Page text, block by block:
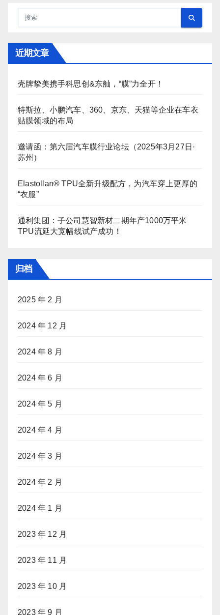
近期文章
壳牌挚美携手科思创&东舢，“膜”力全开！
特斯拉、小鹏汽车、360、京东、天猫等企业在车衣
贴膜领域的布局
邀请函：第六届汽车膜行业论坛（2025年3月27日·
苏州）
Elastollan® TPU全新升级配方，为汽车穿上更厚的
“衣服”
通利集团：子公司慧智新材二期年产1000万平米
TPU流延大宽幅线试产成功！
归档
2025 年 2 月
2024 年 12 月
2024 年 8 月
2024 年 6 月
2024 年 5 月
2024 年 4 月
2024 年 3 月
2024 年 2 月
2024 年 1 月
2023 年 12 月
2023 年 11 月
2023 年 10 月
2023 年 9 月